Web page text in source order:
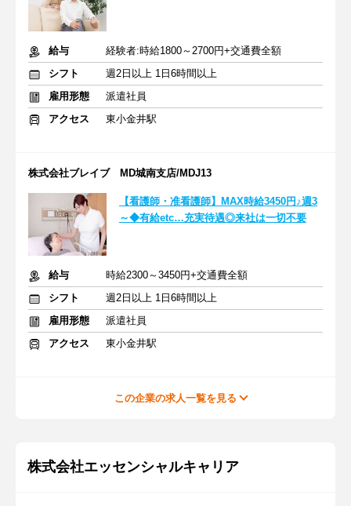
給与
経験者:時給1800～2700円+交通費全額
シフト
週2日以上 1日6時間以上
雇用形態
派遣社員
アクセス
東小金井駅
株式会社ブレイブ MD城南支店/MDJ13
【看護師・准看護師】MAX時給3450円♪週3
～◆有給etc…充実待遇◎来社は一切不要
給与
時給2300～3450円+交通費全額
シフト
週2日以上 1日6時間以上
雇用形態
派遣社員
アクセス
東小金井駅
この企業の求人一覧を見る
株式会社エッセンシャルキャリア